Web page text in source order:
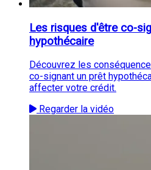
Les risques d'être co-
hypothécaire
Découvrez les
co-signant un prêt
affecter votre crédit.
Regarder la vidéo